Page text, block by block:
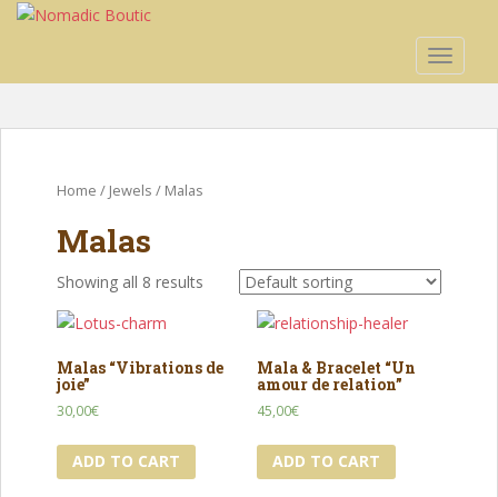
p
Home / Jewels / Malas
Malas
Showing all 8 results
Malas “Vibrations de
joie”
30,00€
ADD TO CART
Mala & Bracelet “Un
amour de relation”
45,00€
ADD TO CART